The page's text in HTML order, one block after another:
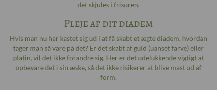
det skjules i frisuren.
Pleje af dit diadem
Hvis man nu har kastet sig ud i at få skabt et ægte diadem, hvordan
tager man så vare på det? Er det skabt af guld (uanset farve) eller
platin, vil det ikke forandre sig. Her er det udelukkende vigtigt at
opbevare det i sin æske, så det ikke risikerer at blive mast ud af
form.